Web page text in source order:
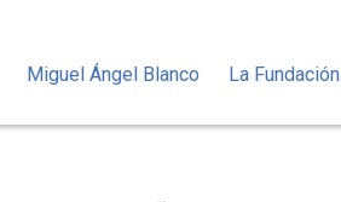
Miguel Ángel Blanco La Fundación